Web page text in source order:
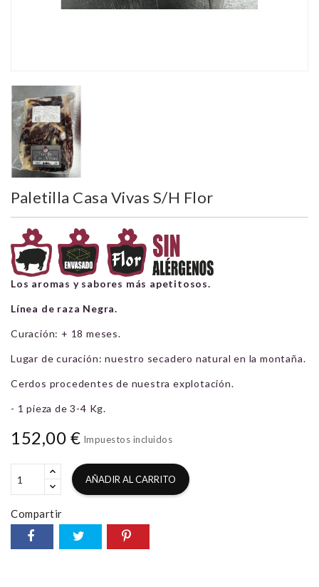
Paletilla Casa Vivas S/H Flor
Los aromas y sabores más apetitosos.
Línea de raza Negra.
Curación: + 18 meses.
Lugar de curación: nuestro secadero natural en la montaña.
Cerdos procedentes de nuestra explotación.
- 1 pieza de 3-4 Kg.
152,00 € Impuestos incluidos
AÑADIR AL CARRITO
Compartir